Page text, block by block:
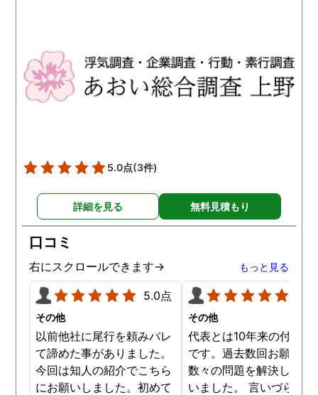
5.0点(3件)
詳細を見る 無料見積もり
口コミ
右にスクロールできます→ もっと見る
5.0点
その他
以前他社に尾行を頼みバレ
て諦めた事がありました。
今回は知人の紹介でこちら
にお願いしました。初めて
その他
代表とは10年来の付き合
です。過去数回お願いし
数々の問題を解決しても
いました。 言いづらい